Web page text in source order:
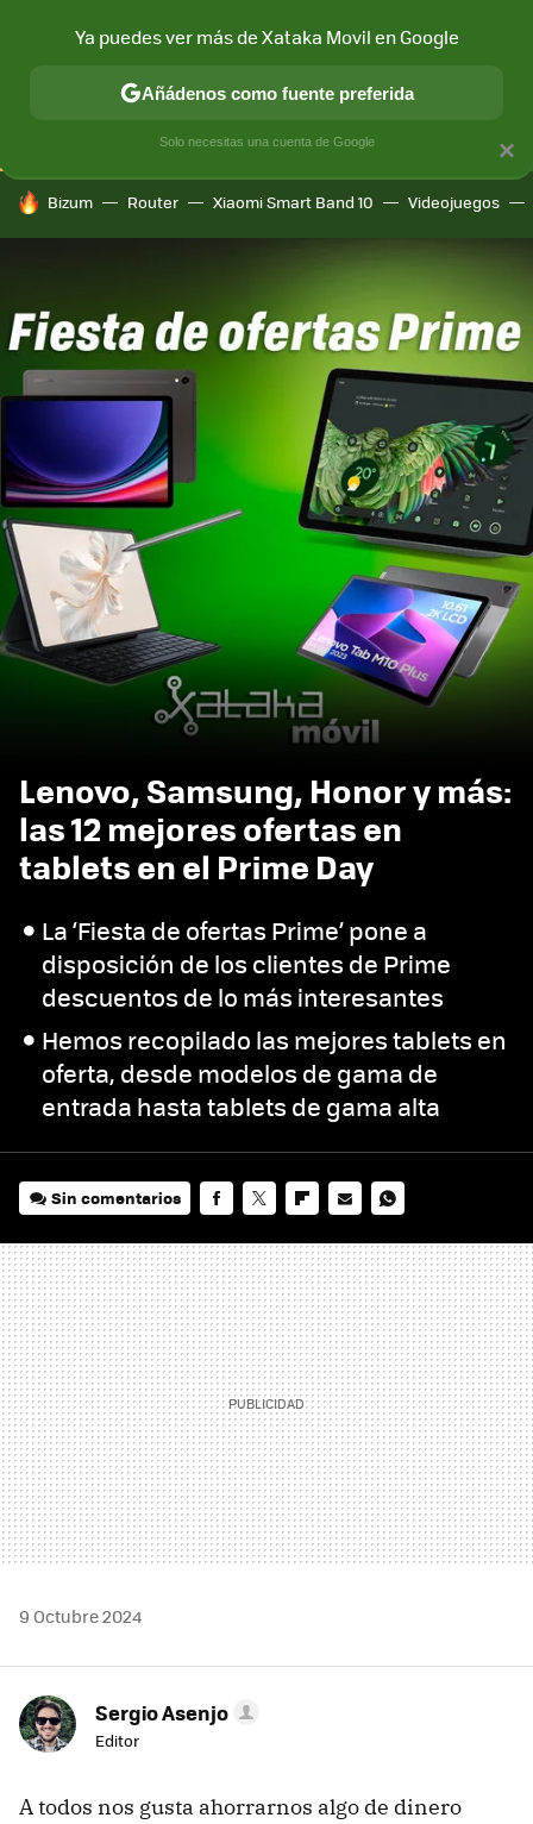
CONECTIVIDAD MÓVIL Y SOCIEDAD APLICACIONES
HOY SE HABLA DE
Bizum Router Xiaomi Smart Band 10 Videojuegos
Lenovo, Samsung, Honor y más:
las 12 mejores ofertas en
tablets en el Prime Day
La ‘Fiesta de ofertas Prime’ pone a
disposición de los clientes de Prime
descuentos de lo más interesantes
Hemos recopilado las mejores tablets en
oferta, desde modelos de gama de
entrada hasta tablets de gama alta
Sin comentarios
MAIL
9 Octubre 2024
Sergio Asenjo
Editor
A todos nos gusta ahorrarnos algo de dinero
×
Ya puedes ver más de Xataka Movil en Google
Añádenos como fuente preferida
Solo necesitas una cuenta de Google